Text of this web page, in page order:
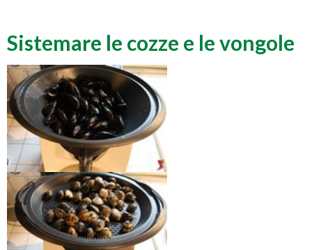
Sistemare le cozze e le vongole